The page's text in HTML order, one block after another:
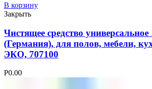
В корзину
Закрыть
Чистящее средство
(Германия), для полов, мебели,
ЭКО, 707100
Р0.00